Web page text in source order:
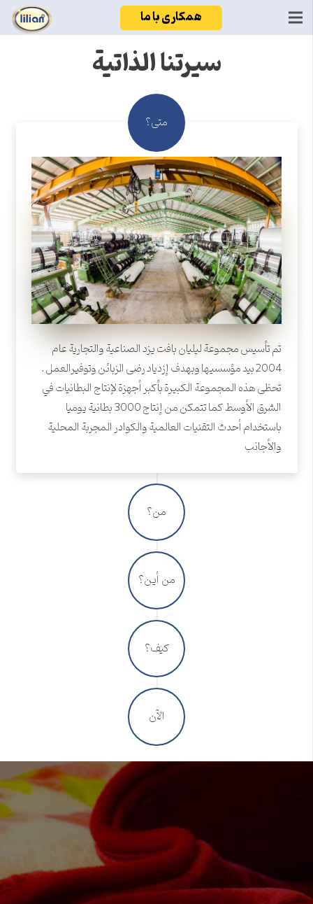
همکاری با ما
سیرتنا الذاتیة
متی؟
تم تأسیس مجموعة لیلیان بافت یزد الصناعية والتجارية عام
2004 بید مؤسسیها وبهدف إزدیاد رضی الزبائن وتوفیرالعمل .
تحظی هذه المجموعة الکبیرة بأکبر أجهزة لإنتاج البطانيات في
الشرق الأوسط کما تتمکن من إنتاج 3000 بطانية یومیا
باستخدام أحدث التقنیات العالمية والکوادر المجربة المحلية
والأجانب
من؟
من أین؟
کیف؟
الآن